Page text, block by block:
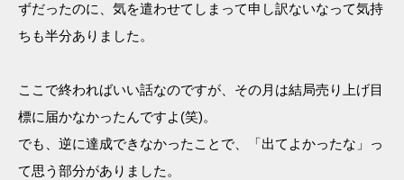
ずだったのに、気を遣わせてしまって申し訳ないなって気持
ちも半分ありました。
ここで終わればいい話なのですが、その月は結局売り上げ目
標に届かなかったんですよ(笑)。
でも、逆に達成できなかったことで、「出てよかったな」っ
て思う部分がありました。